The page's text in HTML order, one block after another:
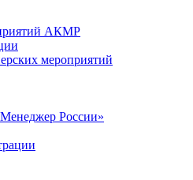
АКМР
мероприятий
России»